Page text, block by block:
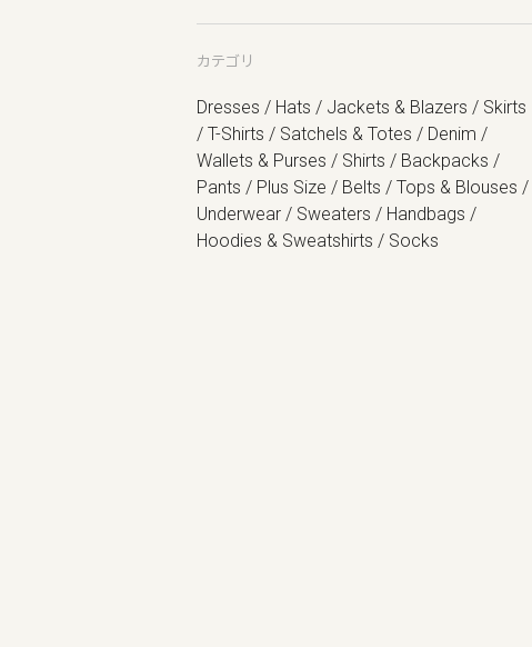
カテゴリ
Dresses / Hats / Jackets & Blazers / Skirts
/ T-Shirts / Satchels & Totes / Denim /
Wallets & Purses / Shirts / Backpacks /
Pants / Plus Size / Belts / Tops & Blouses /
Underwear / Sweaters / Handbags /
Hoodies & Sweatshirts / Socks